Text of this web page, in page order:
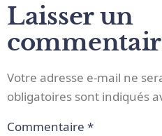
Laisser un
Votre adresse e-mail ne
obligatoires sont indiqués
Commentaire *